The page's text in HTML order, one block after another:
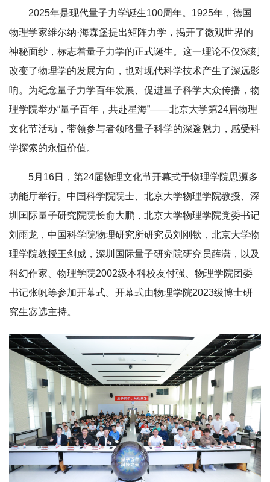
2025年是现代量子力学诞生100周年。1925年，德国
物理学家维尔纳·海森堡提出矩阵力学，揭开了微观世界的
神秘面纱，标志着量子力学的正式诞生。这一理论不仅深刻
改变了物理学的发展方向，也对现代科学技术产生了深远影
响。为纪念量子力学百年发展、促进量子科学大众传播，物
理学院举办“量子百年，共赴星海”——北京大学第24届物理
文化节活动，带领参与者领略量子科学的深邃魅力，感受科
学探索的永恒价值。
5月16日，第24届物理文化节开幕式于物理学院思源多
功能厅举行。中国科学院院士、北京大学物理学院教授、深
圳国际量子研究院院长俞大鹏，北京大学物理学院党委书记
刘雨龙，中国科学院物理研究所研究员刘刚钦，北京大学物
理学院教授王剑威，深圳国际量子研究院研究员薛潇，以及
科幻作家、物理学院2002级本科校友付强、物理学院团委
书记张帆等参加开幕式。开幕式由物理学院2023级博士研
究生宓选主持。